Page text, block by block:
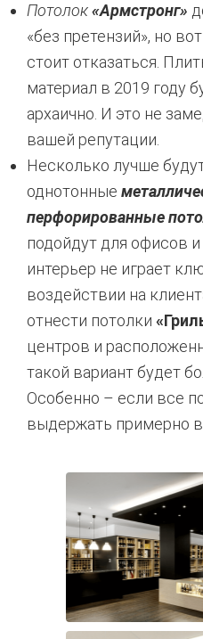
Потолок«Армстронг»
«без претензий», но
стоит отказаться.
материал в 2019 году
архаично. И это не
вашей репутации.
Несколько лучше
однотонные
перфорированные
подойдут для офисов
интерьер не играет
воздействии на
отнести потолки
центров и
такой вариант будет
Особенно – если все
выдержать примерно